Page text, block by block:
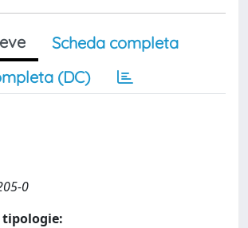
Scheda completa
(DC)
0
tipologie: